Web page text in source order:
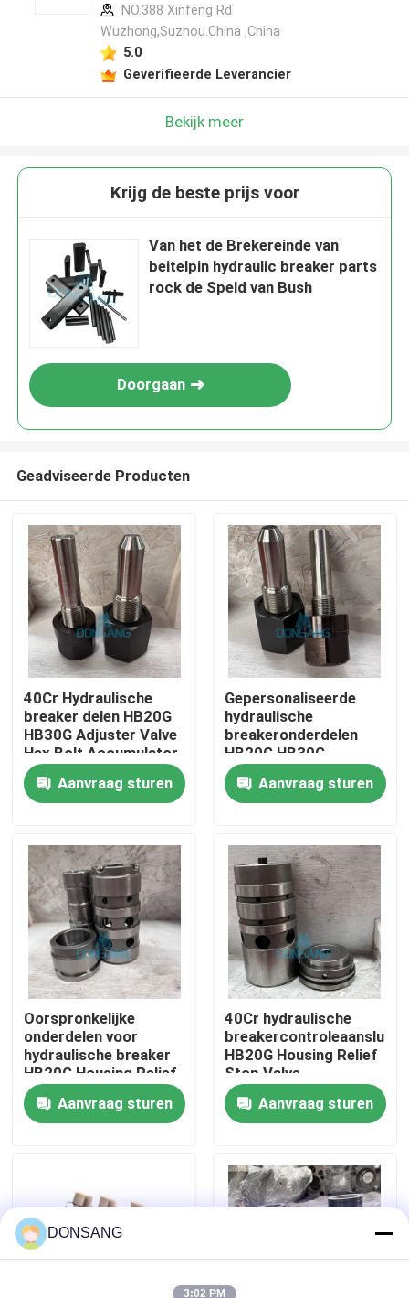
Huis
VR-show
Ongeveer ons
Fabrieksreis
Kwaliteitscontrole
Contacteer ons
Hydraulische Rotsbreker
Graafwerktuig hydraulische Breker
NO.388 Xinfeng Rd
Wuzhong,Suzhou.China ,China
5.0
Geverifieerde Leverancier
Bekijk meer
Krijg de beste prijs voor
Van het de Brekereinde van
beitelpin hydraulic breaker parts
rock de Speld van Bush
Doorgaan
Geadviseerde Producten
40Cr Hydraulische
breaker delen HB20G
HB30G Adjuster Valve
Hex Bolt Accumulator
Mountain Cap Bolt
Aanvraag sturen
Gepersonaliseerde
hydraulische
breakeronderdelen
HB20G HB30G
Regelaar Valve Hex
Bolt Accumulator
Mountain Cap Bolt
Aanvraag sturen
Oorspronkelijke
onderdelen voor
hydraulische breaker
HB20G Housing Relief
Stop Control Valve
Aanvraag sturen
40Cr hydraulische
HB20G Housing Relief
Stop Valve
Aanvraag sturen
DONSANG
3:02 PM